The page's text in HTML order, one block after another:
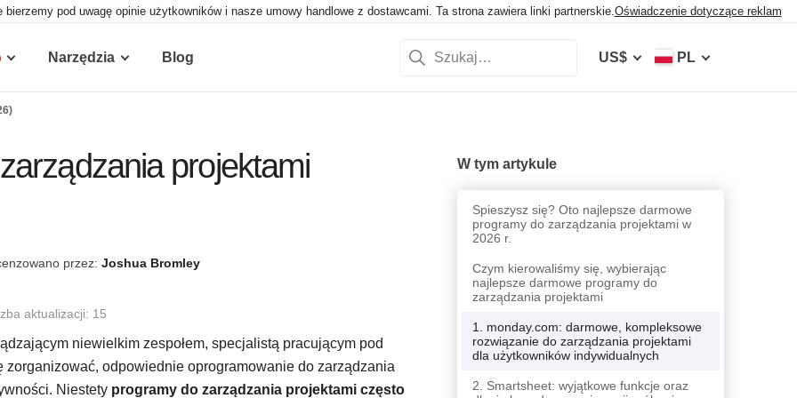
pod uwagę opinie użytkowników i nasze umowy handlowe z dostawcami. Ta strona zawiera linki partnerskie.Oświadczenie dotyczące reklam
Narzędzia Blog US$ PL
projektami
przez: Joshua Bromley
aktualizacji: 15
niewielkim zespołem, specjalistą pracującym pod
odpowiednie oprogramowanie do zarządzania
Niestety programy do zarządzania projektami często
W tym artykule
Spieszysz się? Oto najlepsze darmowe
programy do zarządzania projektami w
2026 r.
Czym kierowaliśmy się, wybierając
najlepsze darmowe programy do
zarządzania projektami
1. monday.com: darmowe, kompleksowe
rozwiązanie do zarządzania projektami
dla użytkowników indywidualnych
2. Smartsheet: wyjątkowe funkcje oraz